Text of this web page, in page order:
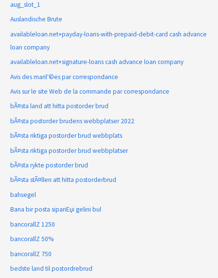
aug_slot_1
Auslandische Brute
availableloan.net+payday-loans-with-prepaid-debit-card cash advance
loan company
availableloan.net+signature-loans cash advance loan company
Avis des mariГ©es par correspondance
Avis sur le site Web de la commande par correspondance
bÃ¤sta land att hitta postorder brud
bÃ¤sta postorder brudens webbplatser 2022
bÃ¤sta riktiga postorder brud webbplats
bÃ¤sta riktiga postorder brud webbplatser
bÃ¤sta rykte postorder brud
bÃ¤sta stÃ¤llen att hitta postorderbrud
bahsegel
Bana bir posta sipariЕџi gelini bul
bancorallZ 1250
bancorallZ 50%
bancorallZ 750
bedste land til postordrebrud